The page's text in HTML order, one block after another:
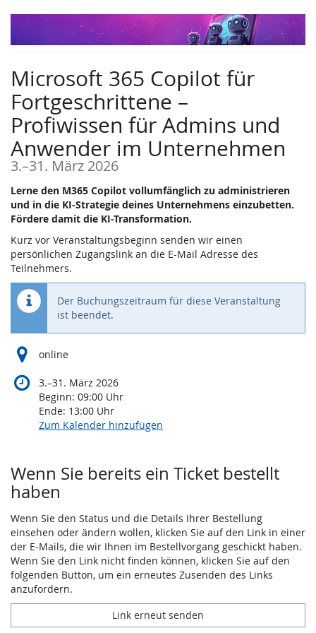
Zum
Microsoft 365 Copilot für
Fortgeschrittene –
Profiwissen für Admins und
Anwender im Unternehmen
3.–bis
31. März 2026
Lerne den M365 Copilot vollumfänglich zu administrieren
und in die KI-Strategie deines Unternehmens einzubetten.
Fördere damit die KI-Transformation.
Kurz vor Veranstaltungsbeginn senden wir einen
persönlichen Zugangslink an die E-Mail Adresse des
Teilnehmers.
Der Buchungszeitraum für diese Veranstaltung
ist beendet.
online
3.–bis
31. März 2026
Beginn: 09:00 Uhr
Ende: 13:00 Uhr
Zum Kalender hinzufügen
Wenn Sie bereits ein Ticket bestellt
haben
Wenn Sie den Status und die Details Ihrer Bestellung
einsehen oder ändern wollen, klicken Sie auf den Link in einer
der E-Mails, die wir Ihnen im Bestellvorgang geschickt haben.
Wenn Sie den Link nicht finden können, klicken Sie auf den
folgenden Button, um ein erneutes Zusenden des Links
anzufordern.
Link erneut senden